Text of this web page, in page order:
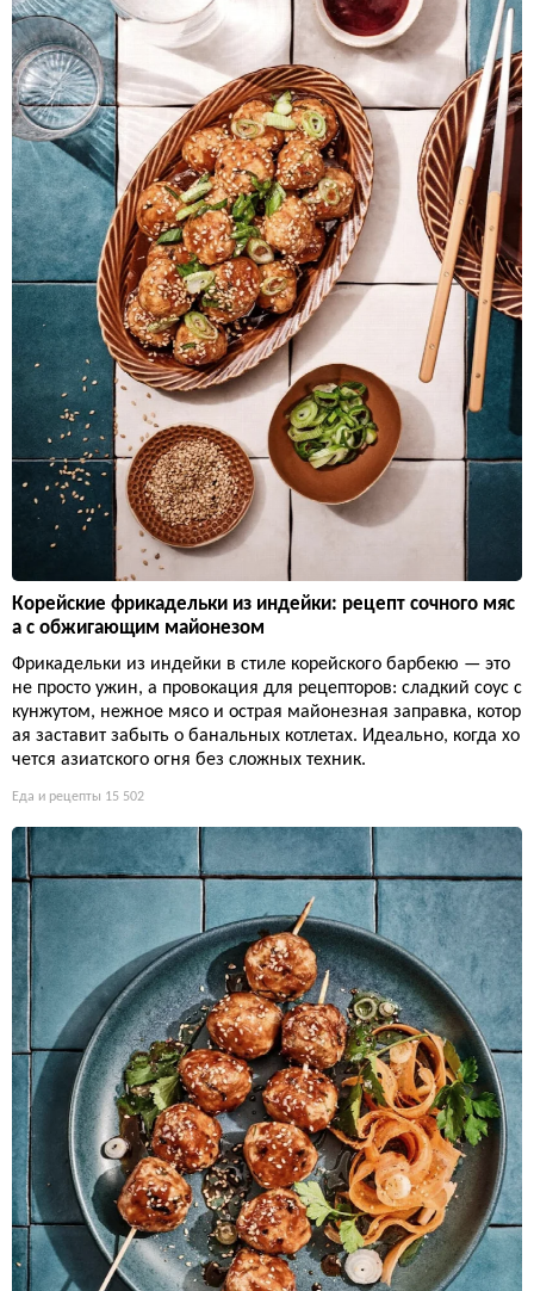
Корейские фрикадельки из индейки: рецепт сочного мяс
а с обжигающим майонезом
Фрикадельки из индейки в стиле корейского барбекю — это
не просто ужин, а провокация для рецепторов: сладкий соус с
кунжутом, нежное мясо и острая майонезная заправка, котор
ая заставит забыть о банальных котлетах. Идеально, когда хо
чется азиатского огня без сложных техник.
Еда и рецепты 15 502